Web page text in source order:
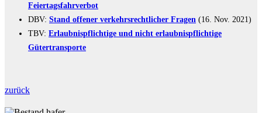
Feiertagsfahrverbot
DBV: Stand offener verkehrsrechtlicher Fragen (16. Nov. 2021)
TBV: Erlaubnispflichtige und nicht erlaubnispflichtige
Gütertransporte
zurück